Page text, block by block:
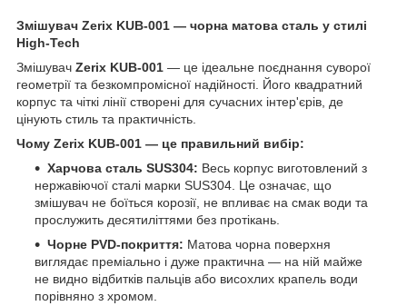
Змішувач Zerix KUB-001 — чорна матова сталь у стилі
High-Tech
Змішувач Zerix KUB-001 — це ідеальне поєднання суворої
геометрії та безкомпромісної надійності. Його квадратний
корпус та чіткі лінії створені для сучасних інтер'єрів, де
цінують стиль та практичність.
Чому Zerix KUB-001 — це правильний вибір:
Харчова сталь SUS304: Весь корпус виготовлений з
нержавіючої сталі марки SUS304. Це означає, що
змішувач не боїться корозії, не впливає на смак води та
прослужить десятиліттями без протікань.
Чорне PVD-покриття: Матова чорна поверхня
виглядає преміально і дуже практична — на ній майже
не видно відбитків пальців або висохлих крапель води
порівняно з хромом.